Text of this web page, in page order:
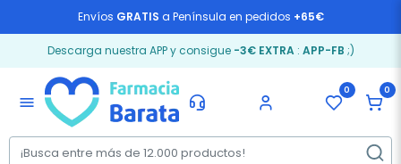
Envíos GRATIS a Península en pedidos +65€
Descarga nuestra APP y consigue -3€ EXTRA: APP-FB ;)
menu
0 0